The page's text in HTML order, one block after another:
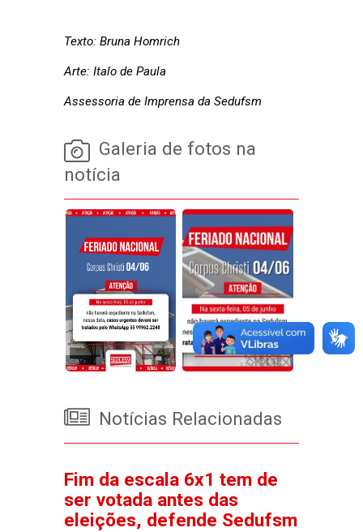
Texto: Bruna Homrich
Arte: Italo de Paula
Assessoria de Imprensa da Sedufsm
Galeria de fotos na
notícia
Notícias Relacionadas
Fim da escala 6x1 tem de
ser votada antes das
eleições, defende Sedufsm